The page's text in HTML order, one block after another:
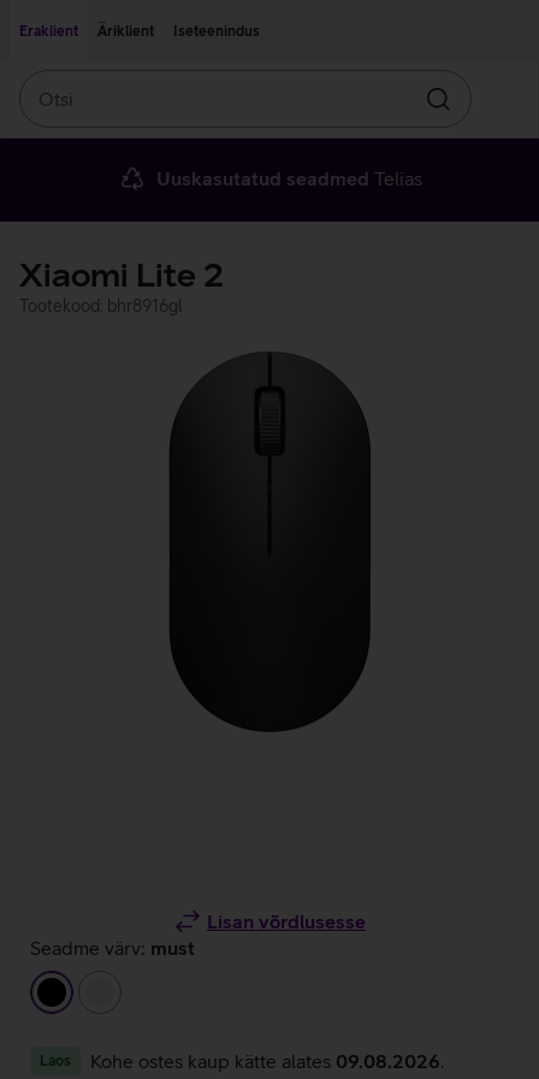
Eraklient
Äriklient Iseteenindus
Otsin
Uuskasutatud seadmed Telias
Xiaomi Lite 2
Tootekood: bhr8916gl
Lisan võrdlusesse
Seadme värv: must
must
Laos Kohe ostes kaup kätte alates 09.08.2026